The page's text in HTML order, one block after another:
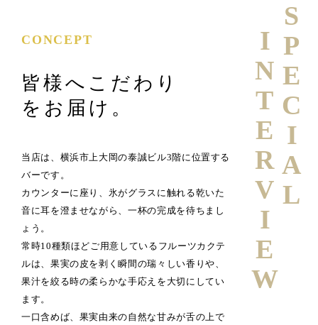
CONCEPT
皆様へこだわり
をお届け。
当店は、横浜市上大岡の泰誠ビル3階に位置する
バーです。
カウンターに座り、氷がグラスに触れる乾いた
音に耳を澄ませながら、一杯の完成を待ちまし
ょう。
常時10種類ほどご用意しているフルーツカクテ
ルは、果実の皮を剥く瞬間の瑞々しい香りや、
果汁を絞る時の柔らかな手応えを大切にしてい
ます。
一口含めば、果実由来の自然な甘みが舌の上で
SPECIAL
INTERVIEW